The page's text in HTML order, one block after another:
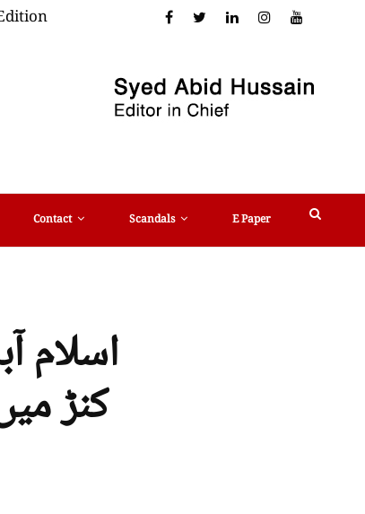
Contact Scandals E Paper
اسلام
کنڑ